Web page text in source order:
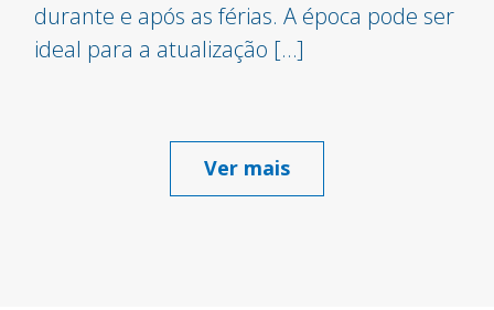
durante e após as férias. A época pode ser
ideal para a atualização […]
Ver mais